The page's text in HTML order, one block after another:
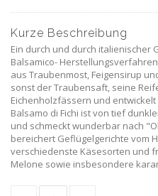
Kurze Beschreibung
Ein durch und durch italienischer
Balsamico-
aus Traubenmost, Feigensirup
sonst der Traubensaft, seine
Eichenholzfässern und
Balsamo di Fichi ist von tief
und schmeckt wunderbar nach
bereichert Geflügelgerichte vom
verschiedenste Käsesorten und
Melone sowie insbesondere